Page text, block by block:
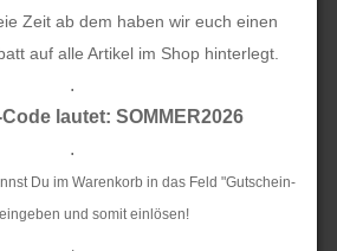
Zeit ab dem haben wir euch einen
auf alle Artikel im Shop hinterlegt.
.
lautet: SOMMER2026
.
Du im Warenkorb in das Feld "Gutschein-
und somit einlösen!
.